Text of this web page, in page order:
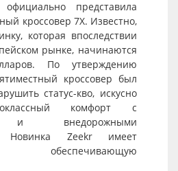
представила
кроссовер 7X. Известно,
которая впоследствии
рынке, начинаются
По утверждению
кроссовер был
статус-кво, искусно
комфорт с
и внедорожными
Новинка Zeekr имеет
обеспечивающую